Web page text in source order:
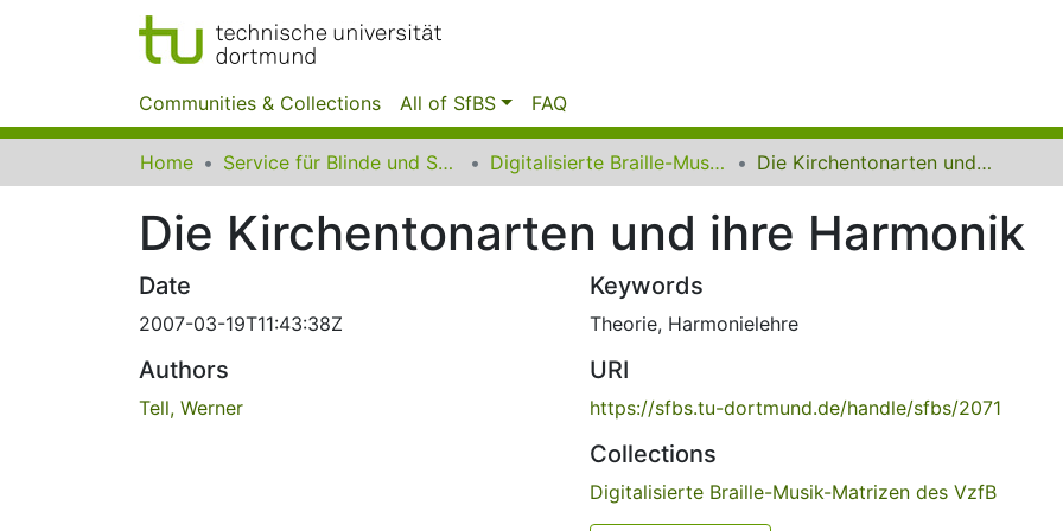
Communities & Collections All of SfBS FAQ
Home Service für Blinde und Sehbehinderte der UB Dortmund Digitalisierte Braille-Musik-Matrizen des VzfB Die Kirchentonarten und ihre Harmonik
Die Kirchentonarten und ihre Harmonik
Date
2007-03-19T11:43:38Z
Authors
Tell, Werner
Keywords
Theorie, Harmonielehre
URI
https://sfbs.tu-dortmund.de/handle/sfbs/2071
Collections
Digitalisierte Braille-Musik-Matrizen des VzfB